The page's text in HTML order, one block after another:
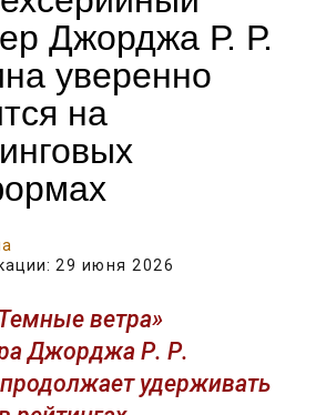
Джорджа Р. Р.
уверенно
на
29 июня 2026
ветра»
Джорджа Р. Р.
удерживать